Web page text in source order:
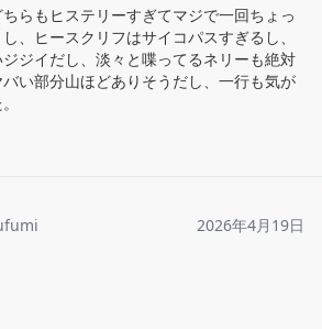
らもヒステリーすぎてマジで一回ちょっ
、ヒースクリフはサイコパスすぎるし、
ジイだし、淡々と喋ってるネリーも絶対
い部分山ほどありそうだし、一行も気が
2026年4月19日